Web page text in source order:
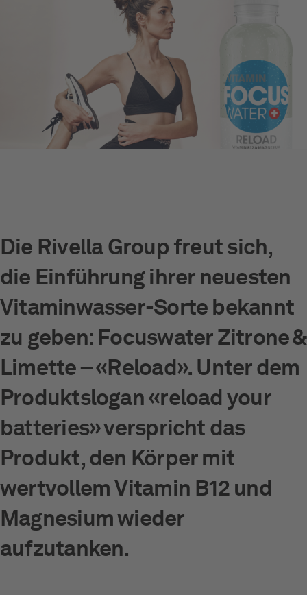
Die Rivella Group freut sich,
die Einführung ihrer neuesten
Vitaminwasser-Sorte bekannt
zu geben: Focuswater Zitrone &
Limette – «Reload». Unter dem
Produktslogan «reload your
batteries» verspricht das
Produkt, den Körper mit
wertvollem Vitamin B12 und
Magnesium wieder
aufzutanken.